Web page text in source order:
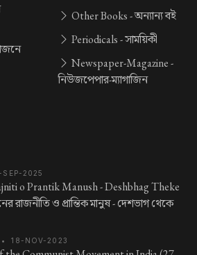
Other Books -অন্যান্য বই
Periodicals -সাময়িকী
Newspaper-Magazine -
নিউজপেপার-ম্যাগাজিন
SEP-2025
o Prantik Manush - Deshbhag Theke
রাজনীতি ও প্রান্তিক মানুষ - দেশভাগ থেকে
• 18-NOV-2023